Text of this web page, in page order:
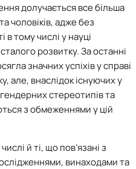
долучається все більша
чоловіків, адже без
в тому числі у науці
розвитку. За останні
значних успіхів у справі
але, внаслідок існуючих у
гендерних стереотипів та
з обмеженнями у цій
й ті, що пов’язані з
винаходами та